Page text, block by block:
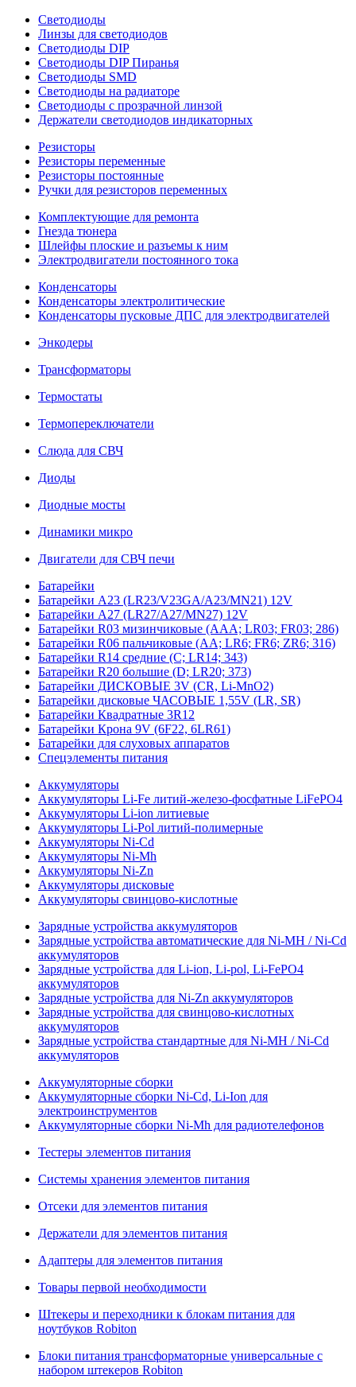
Светодиоды
Линзы для светодиодов
Светодиоды DIP
Светодиоды DIP Пиранья
Светодиоды SMD
Светодиоды на радиаторе
Светодиоды с прозрачной линзой
Держатели светодиодов индикаторных
Резисторы
Резисторы переменные
Резисторы постоянные
Ручки для резисторов переменных
Комплектующие для ремонта
Гнезда тюнера
Шлейфы плоские и разъемы к ним
Электродвигатели постоянного тока
Конденсаторы
Конденсаторы электролитические
Конденсаторы пусковые ДПС для электродвигателей
Энкодеры
Трансформаторы
Термостаты
Термопереключатели
Слюда для СВЧ
Диоды
Диодные мосты
Динамики микро
Двигатели для СВЧ печи
Батарейки
Батарейки A23 (LR23/V23GA/A23/MN21) 12V
Батарейки A27 (LR27/A27/MN27) 12V
Батарейки R03 мизинчиковые (AAA; LR03; FR03; 286)
Батарейки R06 пальчиковые (AA; LR6; FR6; ZR6; 316)
Батарейки R14 средние (C; LR14; 343)
Батарейки R20 большие (D; LR20; 373)
Батарейки ДИСКОВЫЕ 3V (CR, Li-MnO2)
Батарейки дисковые ЧАСОВЫЕ 1,55V (LR, SR)
Батарейки Квадратные 3R12
Батарейки Крона 9V (6F22, 6LR61)
Батарейки для слуховых аппаратов
Спецэлементы питания
Аккумуляторы
Аккумуляторы Li-Fe литий-железо-фосфатные LiFePO4
Аккумуляторы Li-ion литиевые
Аккумуляторы Li-Pol литий-полимерные
Аккумуляторы Ni-Cd
Аккумуляторы Ni-Mh
Аккумуляторы Ni-Zn
Аккумуляторы дисковые
Аккумуляторы свинцово-кислотные
Зарядные устройства аккумуляторов
Зарядные устройства автоматические для Ni-MH / Ni-Cd
аккумуляторов
Зарядные устройства для Li-ion, Li-pol, Li-FePO4
аккумуляторов
Зарядные устройства для Ni-Zn аккумуляторов
Зарядные устройства для свинцово-кислотных
аккумуляторов
Зарядные устройства стандартные для Ni-MH / Ni-Cd
аккумуляторов
Аккумуляторные сборки
Аккумуляторные сборки Ni-Cd, Li-Ion для
электроинструментов
Аккумуляторные сборки Ni-Mh для радиотелефонов
Тестеры элементов питания
Системы хранения элементов питания
Отсеки для элементов питания
Держатели для элементов питания
Адаптеры для элементов питания
Товары первой необходимости
Штекеры и переходники к блокам питания для
ноутбуков Robiton
Блоки питания трансформаторные универсальные с
набором штекеров Robiton